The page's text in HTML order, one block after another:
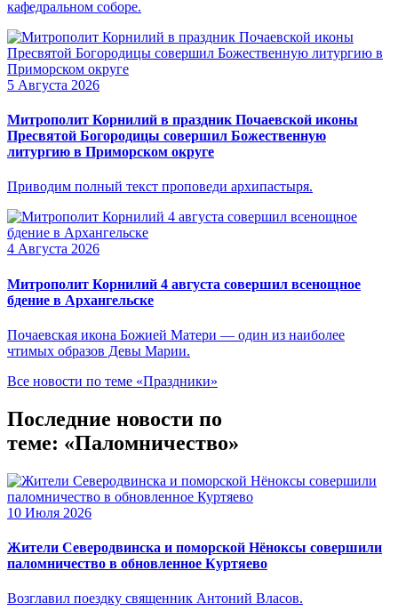
кафедральном соборе.
5 Августа 2026
Митрополит Корнилий в праздник Почаевской иконы
Пресвятой Богородицы совершил Божественную
литургию в Приморском округе
Приводим полный текст проповеди архипастыря.
4 Августа 2026
Митрополит Корнилий 4 августа совершил всенощное
бдение в Архангельске
Почаевская икона Божией Матери — один из наиболее
чтимых образов Девы Марии.
Все новости по теме «Праздники»
Последние новости по
теме: «Паломничество»
10 Июля 2026
Жители Северодвинска и поморской Нёноксы совершили
паломничество в обновленное Куртяево
Возглавил поездку священник Антоний Власов.